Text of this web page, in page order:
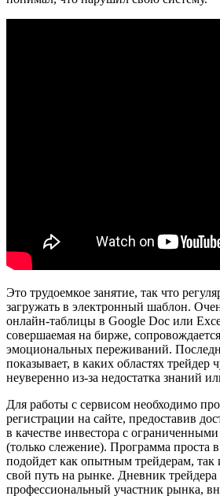
Это трудоемкое занятие, так что
загружать в электронный шаблон.
онлайн-таблицы в Google Doc или
совершаемая на бирже,
эмоциональных переживаний.
показывает, в каких областях трейдер
неуверенно из-за недостатка знаний
Для работы с сервисом необходимо
регистрации на сайте, предоставив
в качестве инвестора с
(только слежение). Программа проста
подойдет как опытным трейдерам,
свой путь на рынке. Дневник
профессиональный участник рынка,